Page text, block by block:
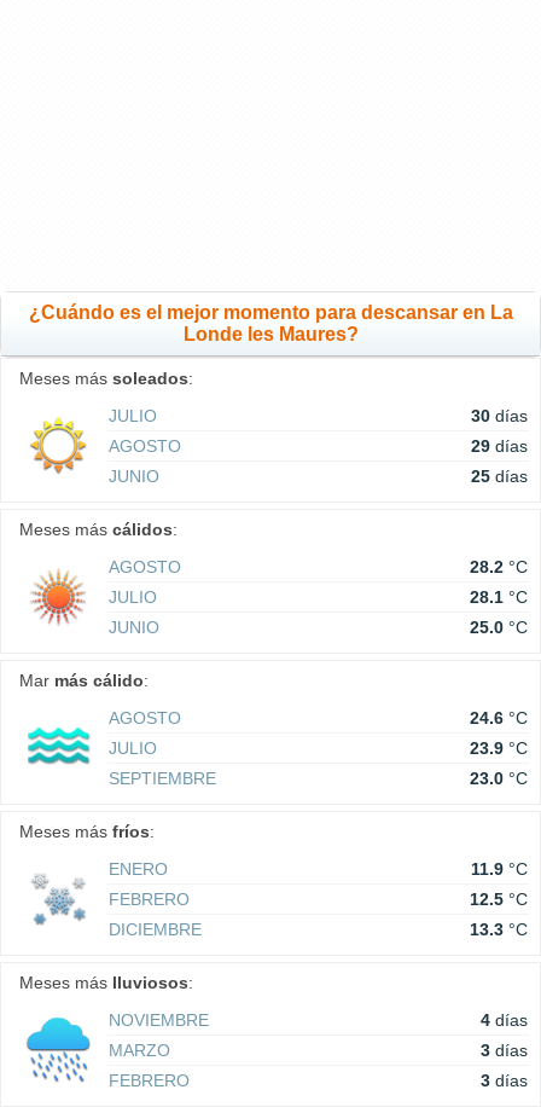
¿Cuándo es el mejor momento para descansar en La
Londe les Maures?
Meses más soleados:
JULIO
30 días
AGOSTO
29 días
JUNIO
25 días
Meses más cálidos:
AGOSTO
28.2 °C
JULIO
28.1 °C
JUNIO
25.0 °C
Mar más cálido:
AGOSTO
24.6 °C
JULIO
23.9 °C
SEPTIEMBRE
23.0 °C
Meses más fríos:
ENERO
11.9 °C
FEBRERO
12.5 °C
DICIEMBRE
13.3 °C
Meses más lluviosos:
NOVIEMBRE
4 días
MARZO
3 días
FEBRERO
3 días